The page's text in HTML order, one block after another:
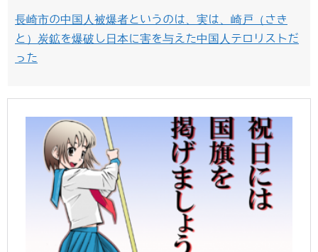
長崎市の中国人被爆者というのは、実は、崎戸（さき
と）炭鉱を爆破し日本に害を与えた中国人テロリストだ
った